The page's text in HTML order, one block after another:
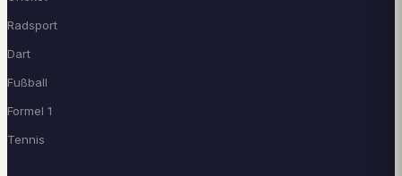
Radsport
Dart
Fußball
Formel 1
Tennis